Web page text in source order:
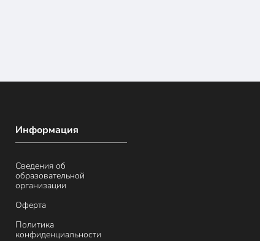
Информация
Сведения об
образовательной
организации
Оферта
Политика
конфиденциальности